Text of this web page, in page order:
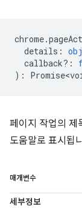
chrome.
details :
callback? :
) :
페이지 작업의 제
도움말로 표시됩
매개변수
세부정보